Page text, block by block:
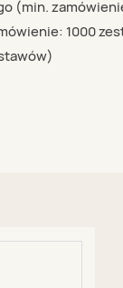
(min.
1000